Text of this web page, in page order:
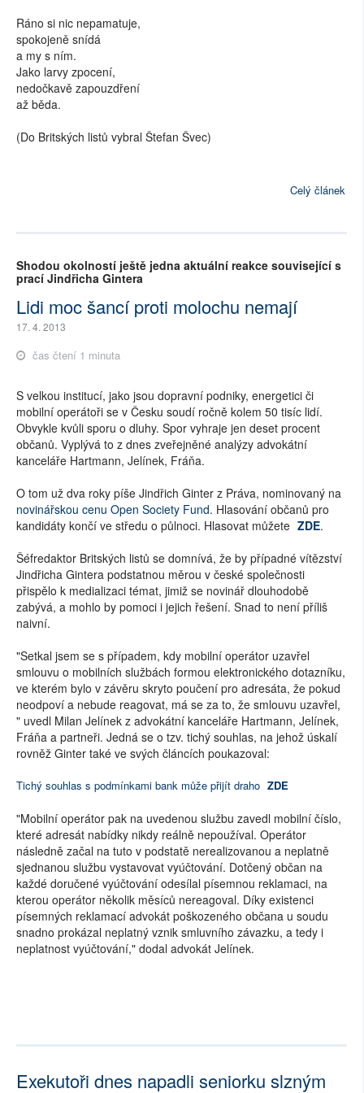
Ráno si nic nepamatuje,
spokojeně snídá
a my s ním.
Jako larvy zpocení,
nedočkavě zapouzdření
až běda.
(Do Britských listů vybral Štefan Švec)
Celý článek
Shodou okolností ještě jedna aktuální reakce související s
prací Jindřicha Gintera
Lidi moc šancí proti molochu nemají
17. 4. 2013
čas čtení 1 minuta
S velkou institucí, jako jsou dopravní podniky, energetici či
mobilní operátoři se v Česku soudí ročně kolem 50 tisíc lidí.
Obvykle kvůli sporu o dluhy. Spor vyhraje jen deset procent
občanů. Vyplývá to z dnes zveřejněné analýzy advokátní
kanceláře Hartmann, Jelínek, Fráňa.
O tom už dva roky píše Jindřich Ginter z Práva, nominovaný na
novinářskou cenu Open Society Fund. Hlasování občanů pro
kandidáty končí ve středu o půlnoci. Hlasovat můžete ZDE.
Šéfredaktor Britských listů se domnívá, že by případné vítězství
Jindřicha Gintera podstatnou měrou v české společnosti
přispělo k medializaci témat, jimiž se novinář dlouhodobě
zabývá, a mohlo by pomoci i jejich řešení. Snad to není příliš
naivní.
"Setkal jsem se s případem, kdy mobilní operátor uzavřel
smlouvu o mobilních službách formou elektronického dotazníku,
ve kterém bylo v závěru skryto poučení pro adresáta, že pokud
neodpoví a nebude reagovat, má se za to, že smlouvu uzavřel,
" uvedl Milan Jelínek z advokátní kanceláře Hartmann, Jelínek,
Fráňa a partneři. Jedná se o tzv. tichý souhlas, na jehož úskalí
rovněž Ginter také ve svých článcích poukazoval:
Tichý souhlas s podmínkami bank může přijít draho ZDE
"Mobilní operátor pak na uvedenou službu zavedl mobilní číslo,
které adresát nabídky nikdy reálně nepoužíval. Operátor
následně začal na tuto v podstatě nerealizovanou a neplatně
sjednanou službu vystavovat vyúčtování. Dotčený občan na
každé doručené vyúčtování odesílal písemnou reklamaci, na
kterou operátor několik měsíců nereagoval. Díky existenci
písemných reklamací advokát poškozeného občana u soudu
snadno prokázal neplatný vznik smluvního závazku, a tedy i
neplatnost vyúčtování," dodal advokát Jelínek.
Exekutoři dnes napadli seniorku slzným